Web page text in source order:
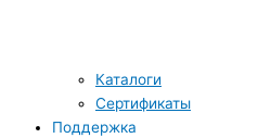
Каталоги
Сертификаты
Поддержка